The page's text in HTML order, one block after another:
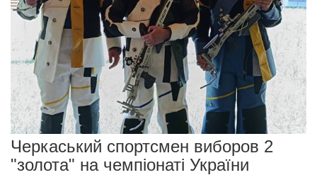
Черкаський спортсмен виборов 2
"золота" на чемпіонаті України